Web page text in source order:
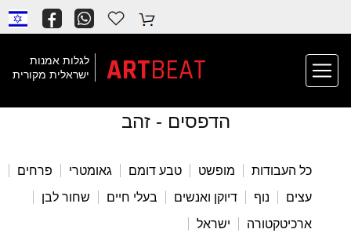
לגלות אמנות
ישראלית מקורית
ARTBEAT
כל העבודות מופשט טבע דומם גאומטרי
פרחים
עצים
נוף דיוקן ואנשים בעלי חיים
שחור לבן
ארכיטקטורה
ישראל
הדפסים - זהב